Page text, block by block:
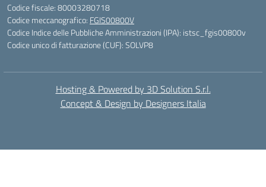
Codice fiscale: 80003280718
Codice meccanografico: FGIS00800V
Codice Indice delle Pubbliche Amministrazioni (IPA): istsc_fgis00800v
Codice unico di fatturazione (CUF): SOLVP8
Hosting & Powered by 3D Solution S.r.l.
Concept & Design by Designers Italia